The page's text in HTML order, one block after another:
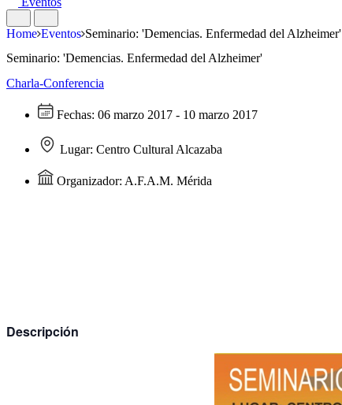
Home Eventos Seminario: 'Demencias. Enfermedad del Alzheimer'
Seminario: 'Demencias. Enfermedad del Alzheimer'
Charla-Conferencia
Fechas: 06 marzo 2017 - 10 marzo 2017
Lugar: Centro Cultural Alcazaba
Organizador: A.F.A.M. Mérida
Descripción